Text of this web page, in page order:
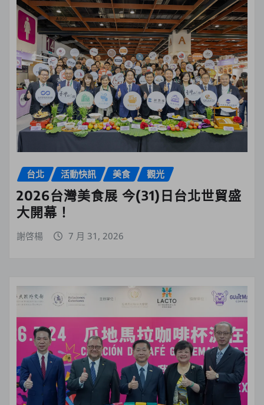
台北 活動快訊 美食 觀光
2026台灣美食展 今(31)日台北世貿盛
大開幕！
謝啓楊 7 月 31, 2026